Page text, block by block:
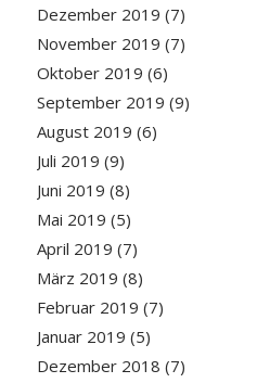
Dezember 2019 (7)
November 2019 (7)
Oktober 2019 (6)
September 2019 (9)
August 2019 (6)
Juli 2019 (9)
Juni 2019 (8)
Mai 2019 (5)
April 2019 (7)
März 2019 (8)
Februar 2019 (7)
Januar 2019 (5)
Dezember 2018 (7)